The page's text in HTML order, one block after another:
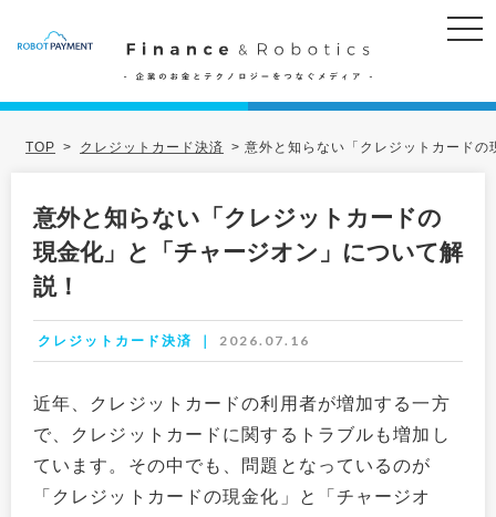
TOP > クレジットカード決済 > 意外と知らない「クレジットカード
意外と知らない「クレジットカードの
現金化」と「チャージオン」について解
説！
クレジットカード決済 2026.07.16
近年、クレジットカードの利用者が増加する一方
で、クレジットカードに関するトラブルも増加し
ています。その中でも、問題となっているのが
「クレジットカードの現金化」と「チャージオ